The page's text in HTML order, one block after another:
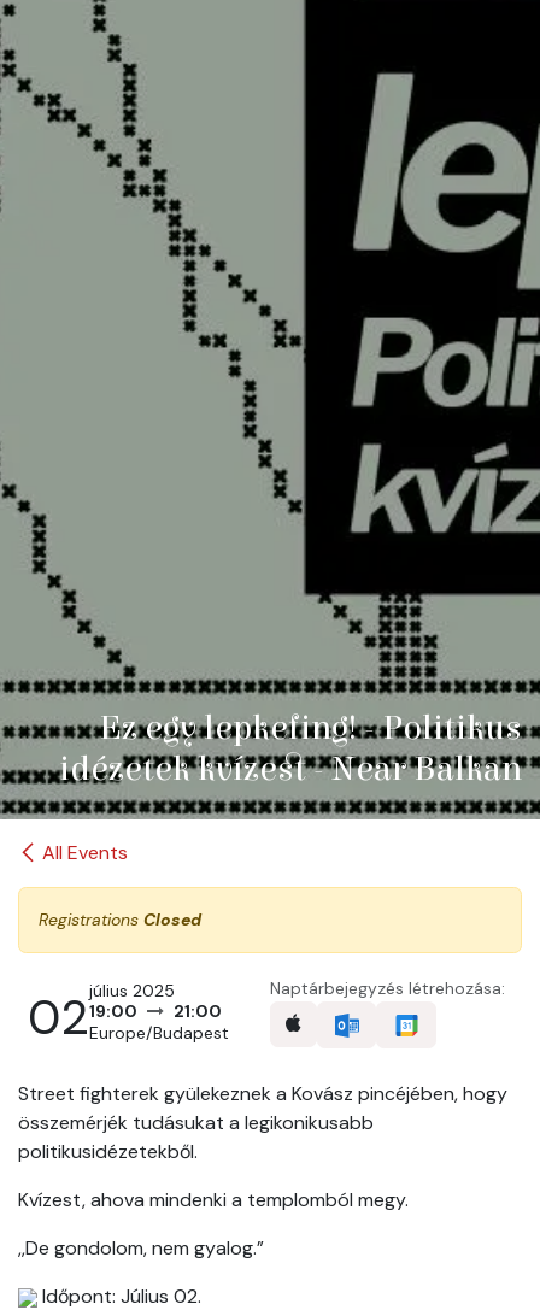
Ez egy lepkefing! - Politikus
idézetek kvízest - Near Balkan
All Events
Registrations Closed
02július 2025
19:00
21:00
Europe/Budapest
Naptárbejegyzés létrehozása:
Street fighterek gyülekeznek a Kovász pincéjében, hogy
összemérjék tudásukat a legikonikusabb
politikusidézetekből.
Kvízest, ahova mindenki a templomból megy.
,,De gondolom, nem gyalog.”
Időpont: Július 02.